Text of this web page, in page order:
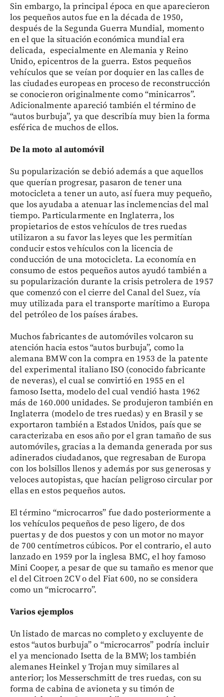
Sin embargo, la principal época en que aparecieron
los pequeños autos fue en la década de 1950,
después de la Segunda Guerra Mundial, momento
en el que la situación económica mundial era
delicada, especialmente en Alemania y Reino
Unido, epicentros de la guerra. Estos pequeños
vehículos que se veían por doquier en las calles de
las ciudades europeas en proceso de reconstrucción
se conocieron originalmente como “minicarros”.
Adicionalmente apareció también el término de
“autos burbuja”, ya que describía muy bien la forma
esférica de muchos de ellos.
De la moto al automóvil
Su popularización se debió además a que aquellos
que querían progresar, pasaron de tener una
motocicleta a tener un auto, así fuera muy pequeño,
que los ayudaba a atenuar las inclemencias del mal
tiempo. Particularmente en Inglaterra, los
propietarios de estos vehículos de tres ruedas
utilizaron a su favor las leyes que les permitían
conducir estos vehículos con la licencia de
conducción de una motocicleta. La economía en
consumo de estos pequeños autos ayudó también a
su popularización durante la crisis petrolera de 1957
que comenzó con el cierre del Canal del Suez, vía
muy utilizada para el transporte marítimo a Europa
del petróleo de los países árabes.
Muchos fabricantes de automóviles volcaron su
atención hacia estos “autos burbuja”, como la
alemana BMW con la compra en 1953 de la patente
del experimental italiano ISO (conocido fabricante
de neveras), el cual se convirtió en 1955 en el
famoso Isetta, modelo del cual vendió hasta 1962
más de 160.000 unidades. Se produjeron también en
Inglaterra (modelo de tres ruedas) y en Brasil y se
exportaron también a Estados Unidos, país que se
caracterizaba en esos año por el gran tamaño de sus
automóviles, gracias a la demanda generada por sus
adinerados ciudadanos, que regresaban de Europa
con los bolsillos llenos y además por sus generosas y
veloces autopistas, que hacían peligroso circular por
ellas en estos pequeños autos.
El término “microcarros” fue dado posteriormente a
los vehículos pequeños de peso ligero, de dos
puertas y de dos puestos y con un motor no mayor
de 700 centímetros cúbicos. Por el contrario, el auto
lanzado en 1959 por la inglesa BMC, el hoy famoso
Mini Cooper, a pesar de que su tamaño es menor que
el del Citroen 2CV o del Fiat 600, no se considera
como un “microcarro”.
Varios ejemplos
Un listado de marcas no completo y excluyente de
estos “autos burbuja” o “microcarros” podría incluir
el ya mencionado Isetta de la BMW; los también
alemanes Heinkel y Trojan muy similares al
anterior; los Messerschmitt de tres ruedas, con su
forma de cabina de avioneta y su timón de